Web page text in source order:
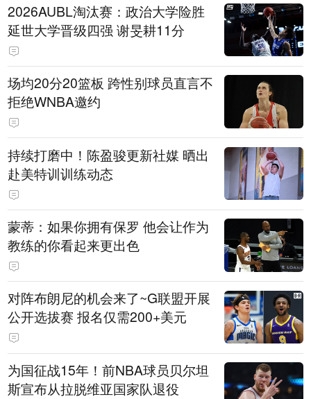
2026AUBL淘汰赛：政治大学险胜
延世大学晋级四强 谢旻耕11分
场均20分20篮板 跨性别球员直言不
拒绝WNBA邀约
持续打磨中！陈盈骏更新社媒 晒出
赴美特训训练动态
蒙蒂：如果你拥有保罗 他会让作为
教练的你看起来更出色
对阵布朗尼的机会来了~G联盟开展
公开选拔赛 报名仅需200+美元
为国征战15年！前NBA球员贝尔坦
斯宣布从拉脱维亚国家队退役